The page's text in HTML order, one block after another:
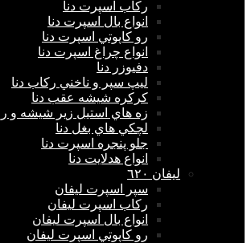
ركاب اسپرت دنا
انواع بال اسپرت دنا
رو كاپوتي اسپرت دنا
انواع چراغ اسپرت دنا
دفيوزر دنا
ليپ سپر و ناخني ركاب دنا
كركره شيشه عقب دنا
زه هاي استيل زير شيشه و
لچكي هاي بغل دنا
جلو پنجره اسپرت دنا
انواع هدلايت دنا
ليفان ٦٢٠
سپر اسپرت ليفان
ركاب اسپرت ليفان
انواع بال اسپرت ليفان
رو كاپوتي اسپرت ليفان